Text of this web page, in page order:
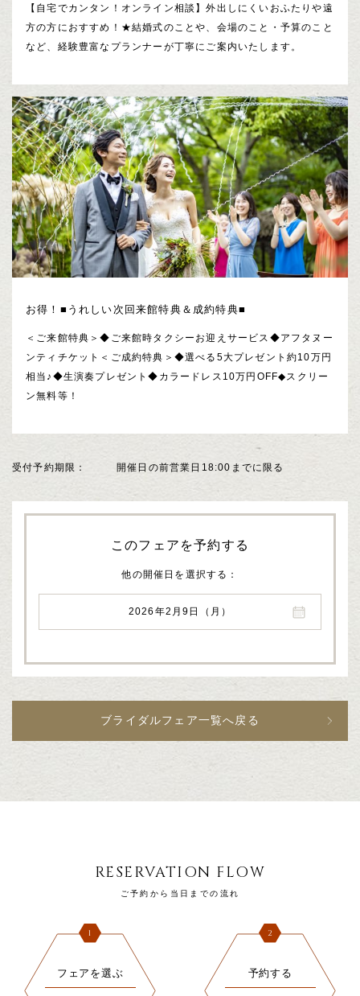
【自宅でカンタン！オンライン相談】外出しにくいおふたりや遠
方の方におすすめ！★結婚式のことや、会場のこと・予算のこと
など、経験豊富なプランナーが丁寧にご案内いたします。
お得！■うれしい次回来館特典＆成約特典■
＜ご来館特典＞◆ご来館時タクシーお迎えサービス◆アフタヌー
ンティチケット＜ご成約特典＞◆選べる5大プレゼント約10万円
相当♪◆生演奏プレゼント◆カラードレス10万円OFF◆スクリー
ン無料等！
受付予約期限 開催日の前営業日18:00までに限る
このフェアを予約する
他の開催日を選択する
2026年2月9日（月）
ブライダルフェア一覧へ戻る
RESERVATION FLOW
ご予約から当日までの流れ
1
フェアを選ぶ
2
予約する